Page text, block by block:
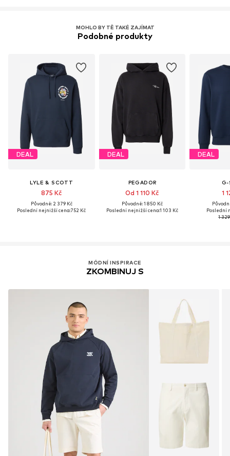
MOHLO BY TĚ TAKÉ ZAJÍMAT
Podobné produkty
DEAL
LYLE & SCOTT
875 Kč
Původně: 2 379 Kč
Poslední nejnižší cena:752 Kč
DEAL
PEGADOR
Od 1 110 Kč
Původně: 1 850 Kč
Poslední nejnižší cena:1 103 Kč
DEAL
G-
1
Poslední
1
MÓDNÍ INSPIRACE
ZKOMBINUJ S